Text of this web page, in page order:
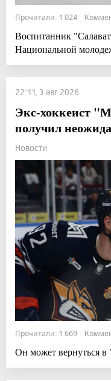
Прочитали: 1 024
Воспитанник
Национальной
22:11, 3 авг 2026
Экс-хоккеист
получил
Новости
Прочитали: 1 669
Он может вернуться в